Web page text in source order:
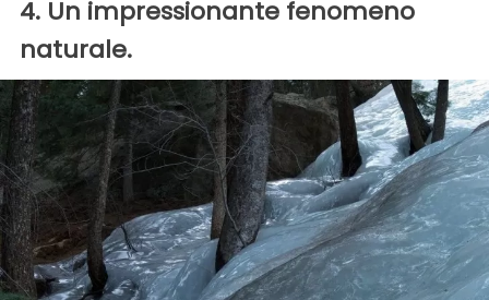
4. Un impressionante fenomeno
naturale.